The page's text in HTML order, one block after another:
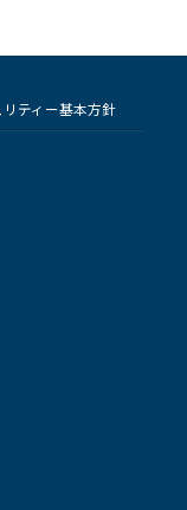
リティー基本方針